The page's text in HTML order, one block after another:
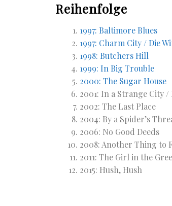
Reihenfolge
1997: Baltimore Blues
1997: Charm City / Die
1998: Butchers Hill
1999: In Big Trouble
2000: The Sugar House
2001: In a Strange City
2002: The Last Place
2004: By a Spider’s
2006: No Good Deeds
2008: Another Thing to
2011: The Girl in the
2015: Hush, Hush